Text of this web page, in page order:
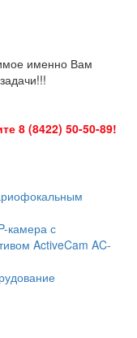
именно Вам
8 (8422) 50-50-89!
камера с
ActiveCam AC-